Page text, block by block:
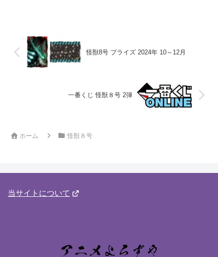
怪獣8号 プライズ 2024年 10～12月
一番くじ 怪獣８号 2弾
ホーム 怪獣８号
当サイトについて